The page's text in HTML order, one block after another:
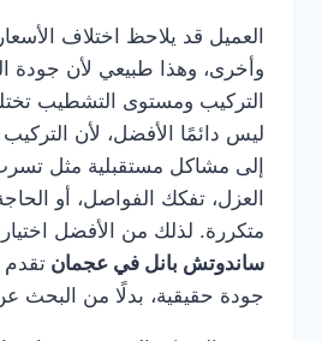
العميل قد يلاحظ اختلاف
وأخرى، وهذا طبيعي لأن جودة
التركيب ومستوى التشطيب
ليس دائمًا الأفضل، لأن
إلى مشاكل مستقبلية مثل
العزل، تفكك الفواصل، أو
متكررة. لذلك من الأفضل اختيار
ساندوتش بانل في عجمان تقدم
جودة حقيقية، بدلًا من